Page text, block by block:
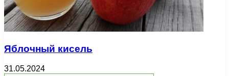
Яблочный кисель
31.05.2024